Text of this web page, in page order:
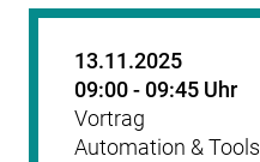
13.11.2025
09:00 - 09:45 Uhr
Vortrag
Automation & Tools